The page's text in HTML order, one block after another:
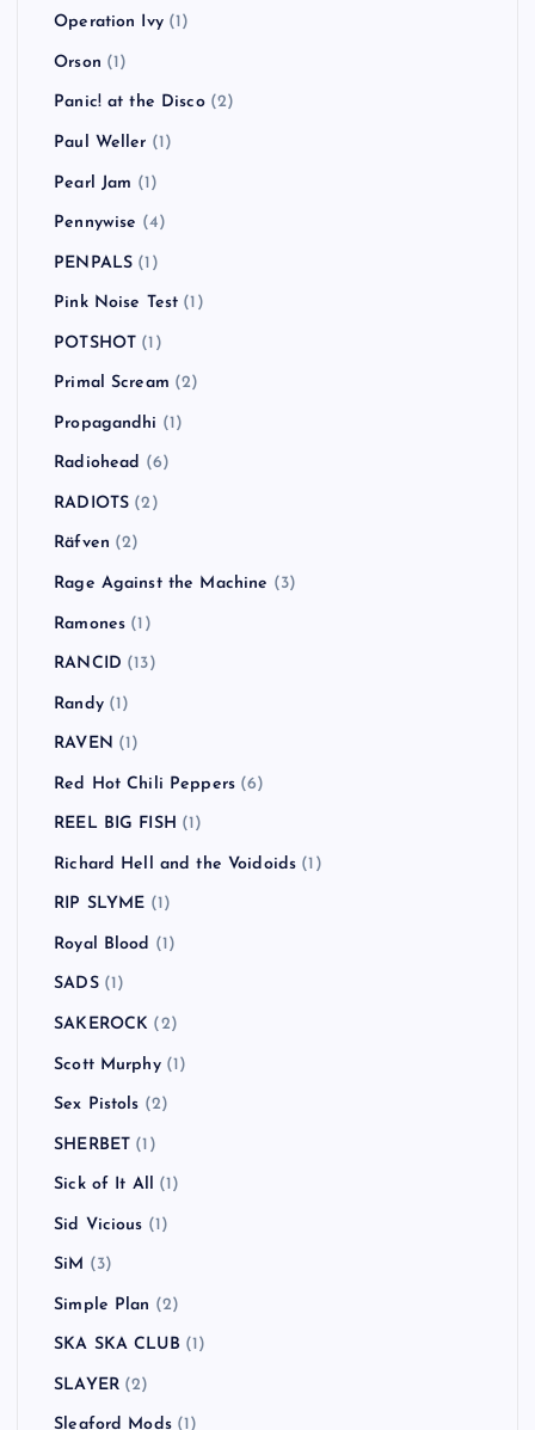
Operation Ivy(1)
Orson (1)
Panic! at the Disco(2)
Paul Weller (1)
Pearl Jam (1)
Pennywise (4)
PENPALS (1)
Pink Noise Test (1)
POTSHOT (1)
Primal Scream (2)
Propagandhi (1)
Radiohead (6)
RADIOTS (2)
Räfven (2)
Rage Against the Machine (3)
Ramones (1)
RANCID (13)
Randy(1)
RAVEN (1)
Red Hot Chili Peppers (6)
REEL BIG FISH (1)
Richard Hell and the Voidoids (1)
RIP SLYME (1)
Royal Blood (1)
SADS(1)
SAKEROCK (2)
Scott Murphy(1)
Sex Pistols (2)
SHERBET (1)
Sick of It All (1)
Sid Vicious (1)
SiM (3)
Simple Plan (2)
SKA SKA CLUB (1)
SLAYER(2)
Sleaford Mods(1)